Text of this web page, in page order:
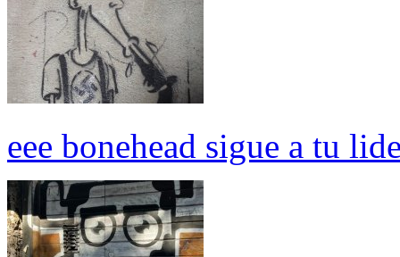
eee bonehead sigue a tu